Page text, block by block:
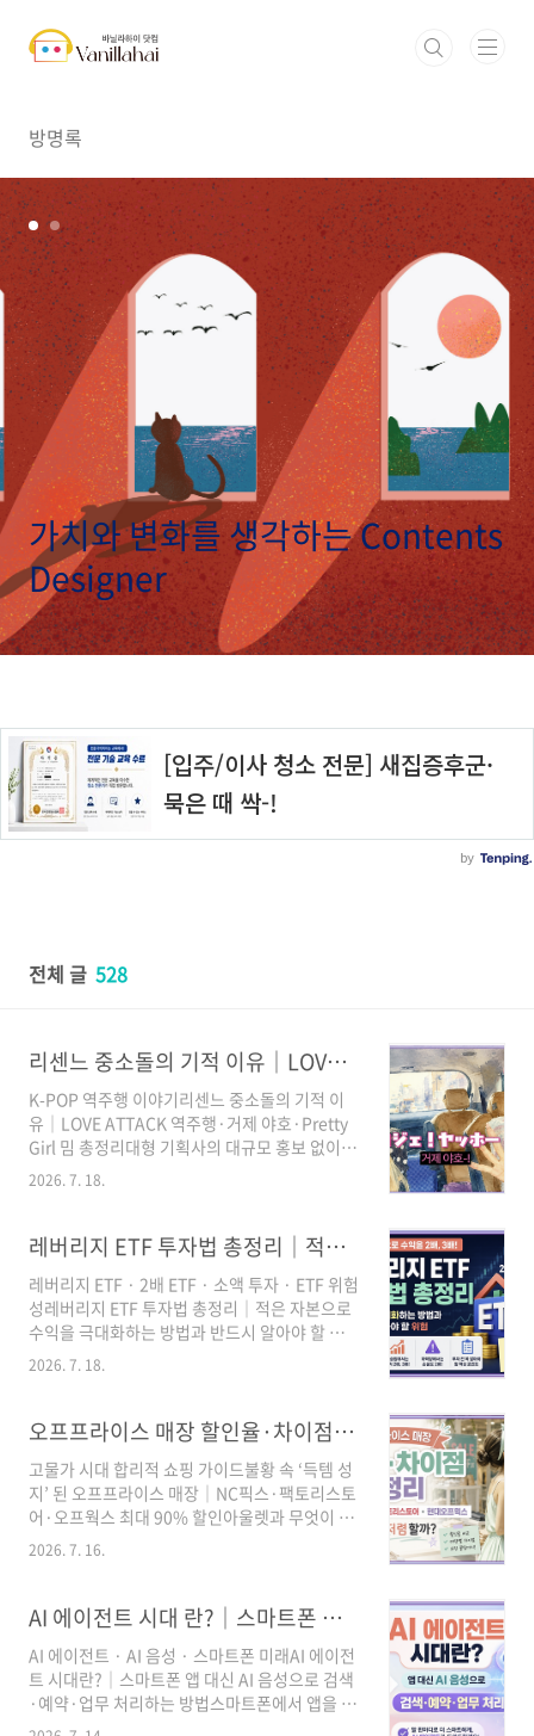
방명록
가치와 변화를 생각하는 Contents
Designer
전체 글 528
리센느 중소돌의 기적 이유｜LOVE ATTACK 역주행·거제 야호·Pretty Girl 밈 총정리
K-POP 역주행 이야기리센느 중소돌의 기적 이
유｜LOVE ATTACK 역주행·거제 야호·Pretty
Girl 밈 총정리대형 기획사의 대규모 홍보 없이도
2년 전 노래가 차트 정상에 올랐습니다. 리센느의
다.3줄 요약① 거제 야호가 입구 원이·미나미의
자연스러운 예능 장면이 숏폼 밈으로 퍼지며 리
센느를 몰랐던 대중까지 끌어들였습니다.② 노래
가 관심을 붙잡음 2024년 발표한 LOVE
ATTACK이 재발견돼 2026년 7월 멜론 TOP100
1위까지 올랐습니다.③ Pretty Girl로 확장 카라
들었습니다.리센..
2026. 7. 18.
레버리지 ETF 투자법 총정리｜적은 자본으로 수익을 극대화하는 방법과 반드시 알아야 할 위험
레버리지 ETF · 2배 ETF · 소액 투자 · ETF 위험
성레버리지 ETF 투자법 총정리｜적은 자본으로
수익을 극대화하는 방법과 반드시 알아야 할 위
험레버리지 ETF는 적은 돈으로 더 큰 투자 효과
투자자가 매수 전에 확인해야 할 구조, 거래 준비,
니다.3줄 요약① 레버리지 ETF는 보통 기초지수
나 기초자산의 하루 수익률을 2배 등으로 추종하
는 고위험 상품입니다.② 며칠·몇 달 수익률이
단순히 2배가 되는 상품이 아니며, 변동성이 크면
를 확인하고, 투자금 일부만 사용해 손절..
2026. 7. 18.
오프프라이스 매장 할인율·차이점 총정리｜NC픽스·신세계팩토리스토어·현대오프웍스 어디가 저렴할까?
고물가 시대 합리적 쇼핑 가이드불황 속 ‘득템 성
지’ 된 오프프라이스 매장｜NC픽스·팩토리스토
어·오프웍스 최대 90% 할인아울렛과 무엇이 다
른지부터 대표 매장별 할인 특징, 방문 전 확인할
월·과잉재고 등을 유통사가 직접 사들여 정상가
보다 싸게 판매하는 ‘보물찾기형 매장’입니다.②
NC픽스는 일부 상품 최대 90%, 신세계 팩토리
스토어는 패션에서 뷰티·여행·소형가전까지 상
품군을 넓히고 있습니다.③ 할인율만 보지 말고
2026. 7. 16.
AI 에이전트 시대 란?｜스마트폰 앱 대신 AI 음성으로 검색·예약·업무 처리하는 방법
AI 에이전트 · AI 음성 · 스마트폰 미래AI 에이전
트 시대란?｜스마트폰 앱 대신 AI 음성으로 검색
·예약·업무 처리하는 방법스마트폰에서 앱을 하
나씩 찾아 실행하던 방식이 달라지고 있습니다.